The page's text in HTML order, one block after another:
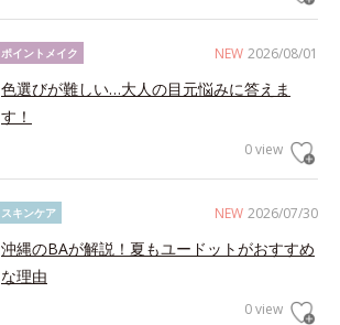
NEW 2026/08/01
ポイントメイク
色選びが難しい…大人の目元悩みに答えま
す！
0 view
NEW 2026/07/30
スキンケア
沖縄のBAが解説！夏もユードットがおすすめ
な理由
0 view